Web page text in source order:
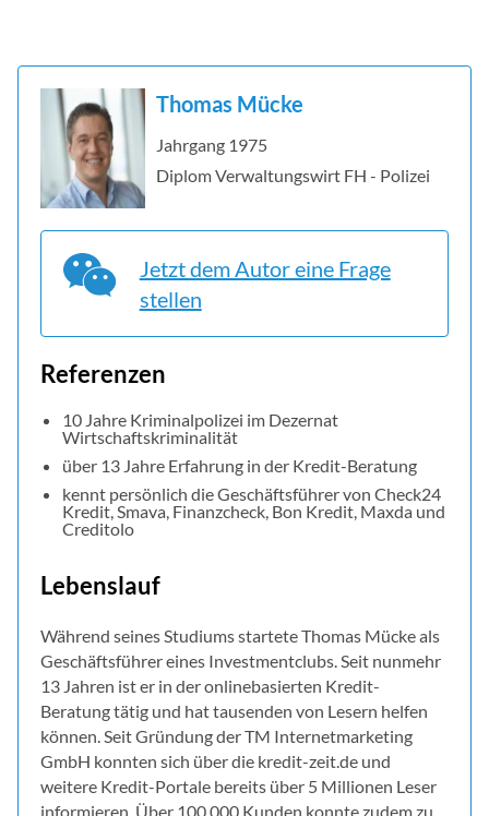
Thomas Mücke
Jahrgang 1975
Diplom Verwaltungswirt FH - Polizei
Jetzt dem Autor eine Frage
stellen
Referenzen
10 Jahre Kriminalpolizei im Dezernat
Wirtschaftskriminalität
über 13 Jahre Erfahrung in der Kredit-Beratung
kennt persönlich die Geschäftsführer von Check24
Kredit, Smava, Finanzcheck, Bon Kredit, Maxda und
Creditolo
Lebenslauf
Während seines Studiums startete Thomas Mücke als
Geschäftsführer eines Investmentclubs. Seit nunmehr
13 Jahren ist er in der onlinebasierten Kredit-
Beratung tätig und hat tausenden von Lesern helfen
können. Seit Gründung der TM Internetmarketing
GmbH konnten sich über die kredit-zeit.de und
weitere Kredit-Portale bereits über 5 Millionen Leser
informieren. Über 100.000 Kunden konnte zudem zu